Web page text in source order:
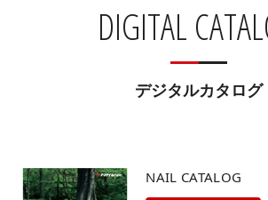
DIGITAL
デジタルカタログ
NAIL CATALOG